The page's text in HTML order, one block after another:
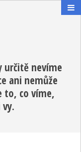
určitě nevíme
ani nemůže
to, co víme,